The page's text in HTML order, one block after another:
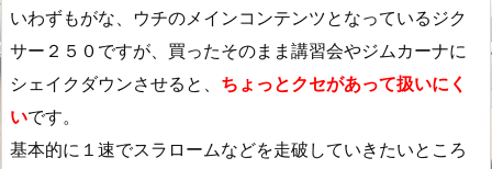
いわずもがな、ウチのメインコンテンツとなっているジク
サー２５０ですが、買ったそのまま講習会やジムカーナに
シェイクダウンさせると、 ちょっとクセがあって扱いにく
いです。
基本的に１速でスラロームなどを走破していきたいところ